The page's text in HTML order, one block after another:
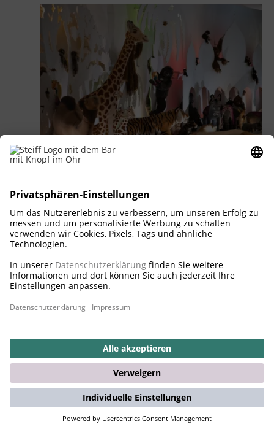
2018
Steiff erhält den Disney Heritage Award
1931 kam es zur ersten Kooperation zwischen Disney
und Steiff. Viele gemeinsame faszinierende
Plüschtiere folgten. In diesem Jahr erhalten wir von
Steiff eine ganz besondere Ehre: den Disney
Heritage Award. Im gleichen Jahr holen wir die
Kinderkollektion ins Haus und designen und